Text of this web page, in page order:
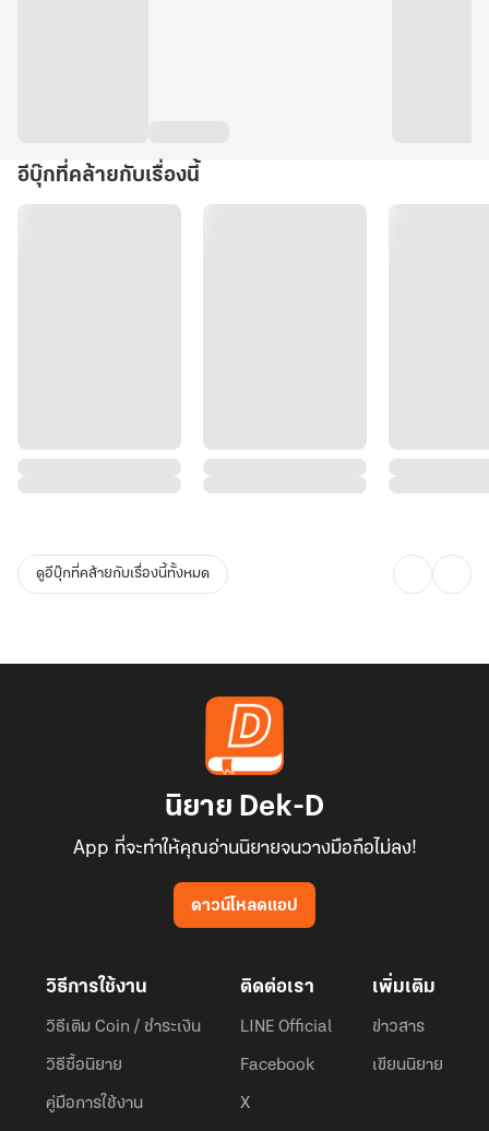
อีบุ๊กที่คล้ายกับเรื่องนี้
ดูอีบุ๊กที่คล้ายกับเรื่องนี้ทั้งหมด
นิยาย Dek-D
App ที่จะทำให้คุณอ่านนิยายจนวางมือถือไม่ลง!
ดาวน์โหลดแอป
วิธีการใช้งาน
วิธีเติม Coin / ชำระเงิน
วิธีซื้อนิยาย
คู่มือการใช้งาน
ติดต่อเรา
LINE Official
Facebook
X
เพิ่มเติม
ข่าวสาร
เขียนนิยาย